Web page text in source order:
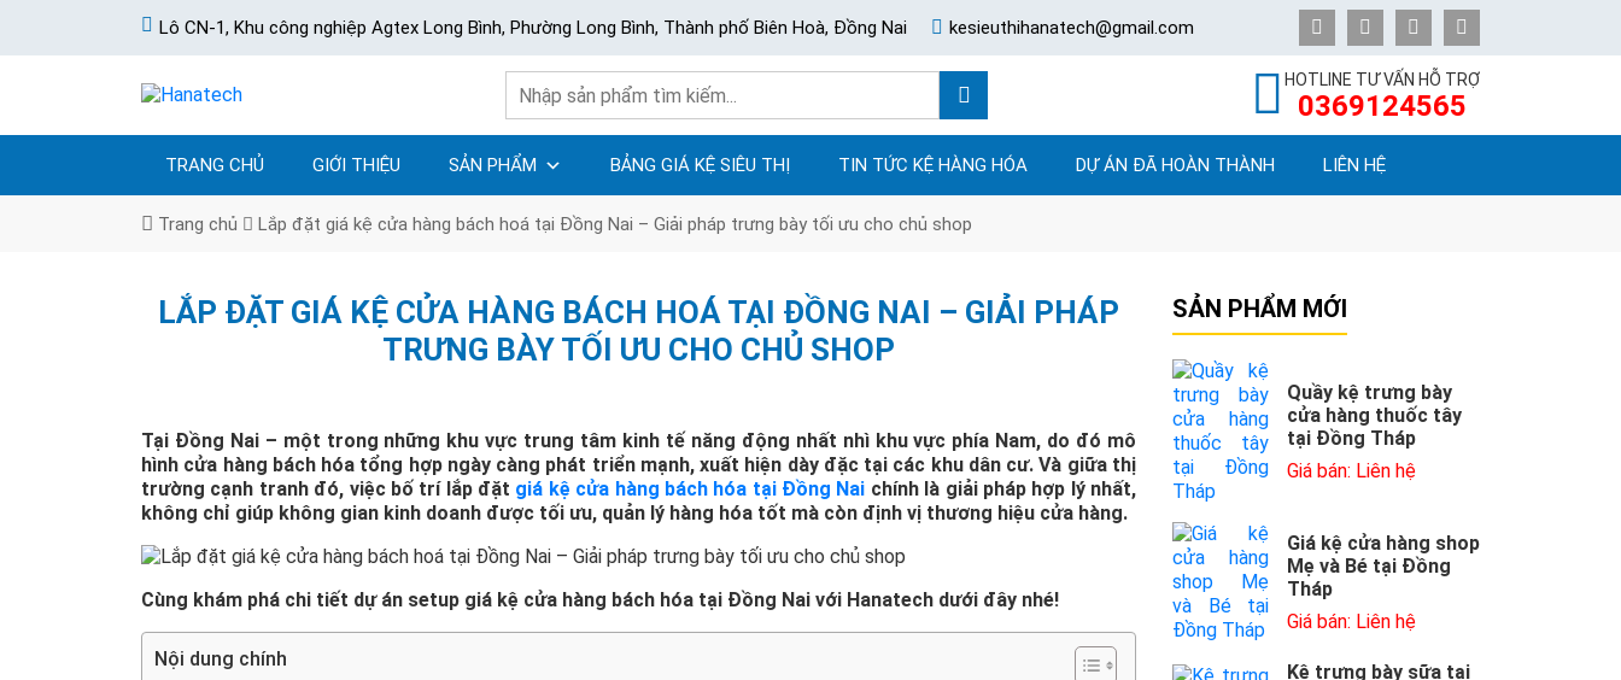
Lô CN-1, Khu công nghiệp Agtex Long Bình, Phường Long Bình, Thành phố Biên Hoà, Đồng Nai kesieuthihanatech@gmail.com
HOTLINE TƯ VẤN HỖ TRỢ
0369124565
TRANG CHỦ GIỚI THIỆU SẢN PHẨM BẢNG GIÁ KỆ SIÊU THỊ TIN TỨC KỆ HÀNG HÓA DỰ ÁN ĐÃ HOÀN THÀNH LIÊN HỆ
Trang chủ Lắp đặt giá kệ cửa hàng bách hoá tại Đồng Nai – Giải pháp trưng bày tối ưu cho chủ shop
LẮP ĐẶT GIÁ KỆ CỬA HÀNG BÁCH HOÁ TẠI ĐỒNG NAI – GIẢI PHÁP
TRƯNG BÀY TỐI ƯU CHO CHỦ SHOP
Tại Đồng Nai – một trong những khu vực trung tâm kinh tế năng động nhất nhì khu vực phía Nam, do đó mô
hình cửa hàng bách hóa tổng hợp ngày càng phát triển mạnh, xuất hiện dày đặc tại các khu dân cư. Và giữa thị
trường cạnh tranh đó, việc bố trí lắp đặt giá kệ cửa hàng bách hóa tại Đồng Nai chính là giải pháp hợp lý nhất,
không chỉ giúp không gian kinh doanh được tối ưu, quản lý hàng hóa tốt mà còn định vị thương hiệu cửa hàng.
Cùng khám phá chi tiết dự án setup giá kệ cửa hàng bách hóa tại Đồng Nai với Hanatech dưới đây nhé!
Nội dung chính
SẢN PHẨM MỚI
Quầy kệ trưng bày
cửa hàng thuốc tây
tại Đồng Tháp
Giá bán: Liên hệ
Giá kệ cửa hàng shop
Mẹ và Bé tại Đồng
Tháp
Giá bán: Liên hệ
Kệ trưng bày sữa tại